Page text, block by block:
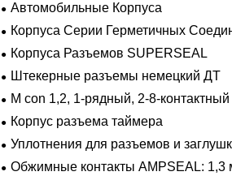
Автомобильные Корпуса
Корпуса Серии Герметичных
Условий Эксплуатации
Корпуса Разъемов SUPERSEAL
Штекерные разъемы немецкий ДТ
M con 1,2, 1-рядный, 2-8-контактный
герметичный
Корпус разъема таймера
Уплотнения для разъемов и
Обжимные контакты AMPSEAL: 1,3